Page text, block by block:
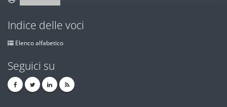
Indice delle voci
Elenco alfabetico
Seguici su